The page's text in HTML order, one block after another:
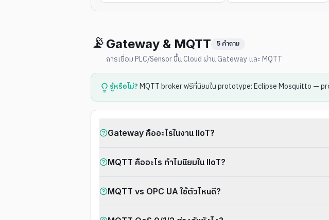
📡 Gateway & MQTT 5 คำถาม
การเชื่อม PLC/Sensor ขึ้น Cloud ผ่าน Gateway และ MQTT
รู้หรือไม่?MQTT broker ฟรีที่นิยมใน prototype: Eclipse Mosquitto —
Gateway คืออะไรในงาน IIoT?
MQTT คืออะไร ทำไมนิยมใน IIoT?
MQTT vs OPC UA ใช้ตัวไหนดี?